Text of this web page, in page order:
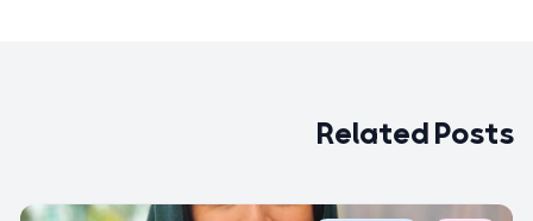
Related Posts